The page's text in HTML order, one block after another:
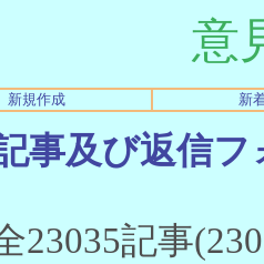
意
新規作成 新
事及び返信
23035記事